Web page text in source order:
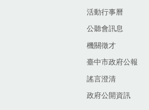
活動行事曆
公聽會訊息
機關徵才
臺中市政府公報
謠言澄清
政府公開資訊